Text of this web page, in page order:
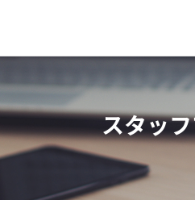
ン
へ
ス
ッ
プ
ー
ョ
ン
移
動
スタッ